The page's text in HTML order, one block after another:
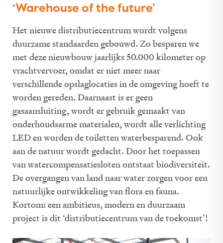
‘Warehouse of the future’
Het nieuwe distributiecentrum wordt volgens
duurzame standaarden gebouwd. Zo besparen we
met deze nieuwbouw jaarlijks 50.000 kilometer op
vrachtvervoer, omdat er niet meer naar
verschillende opslaglocaties in de omgeving hoeft te
worden gereden. Daarnaast is er geen
gasaansluiting, wordt er gebruik gemaakt van
onderhoudsarme materialen, wordt alle verlichting
LED en worden de toiletten waterbesparend. Ook
aan de natuur wordt gedacht. Door het toepassen
van watercompensatiesloten ontstaat biodiversiteit.
De overgangen van land naar water zorgen voor een
natuurlijke ontwikkeling van flora en fauna.
Kortom: een ambitieus, modern en duurzaam
project is dit ‘distributiecentrum van de toekomst’!